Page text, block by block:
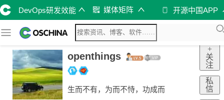
DevOps研发效能 媒体矩阵 开源中国APP
openthings
生而不有，为而不恃，功成而
+
关
注
私
信